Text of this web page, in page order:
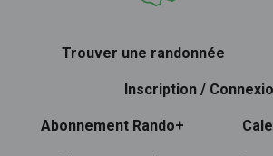
Trouver une randonnée
Inscription /
Abonnement Rando+